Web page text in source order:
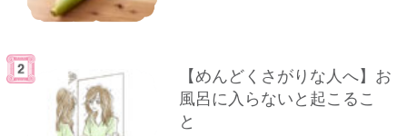
【めんどくさがりな人へ】お
風呂に入らないと起こるこ
と